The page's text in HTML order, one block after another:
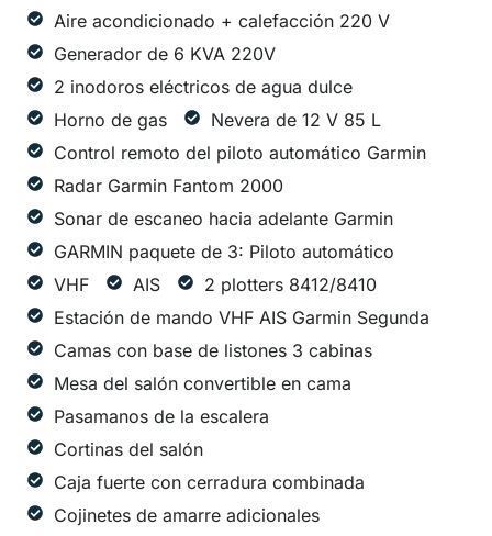
Aire acondicionado + calefacción 220 V
Generador de 6 KVA 220V
2 inodoros eléctricos de agua dulce
Horno de gas
Nevera de 12 V 85 L
Control remoto del piloto automático Garmin
Radar Garmin Fantom 2000
Sonar de escaneo hacia adelante Garmin
GARMIN paquete de 3: Piloto automático
VHF
AIS
2 plotters 8412/8410
Estación de mando VHF AIS Garmin Segunda
Camas con base de listones 3 cabinas
Mesa del salón convertible en cama
Pasamanos de la escalera
Cortinas del salón
Caja fuerte con cerradura combinada
Cojinetes de amarre adicionales